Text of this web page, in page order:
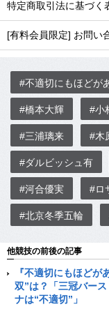
特定商取引法に基づく
[有料会員限定] お問い
#不適切にもほどが
#橋本大輝 #小
#三浦璃来 #木
#ダルビッシュ有
#河合優実 #ロ
#北京冬季五輪
他競技の前後の記事
『不適切にもほど
双”は？「三冠バー
ナは“不適切”」